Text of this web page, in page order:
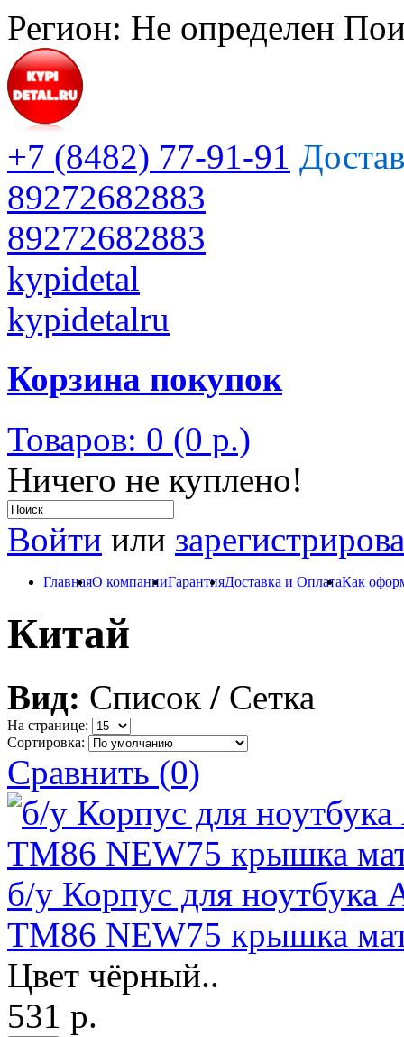
Регион: Не определен
+7 (8482) 77-91-91
89272682883
89272682883
kypidetal
kypidetalru
Корзина покупок
Товаров: 0 (0 р.)
Ничего не куплено!
Войти или
ГлавнаяО компанииГарантияДоставка и ОплатаКак
Китай
Вид: Список / Сетка
На странице:
Сортировка:
Сравнить (0)
б/у Корпус для ноутбука
TM86 NEW75 крышка
Цвет чёрный..
531 р.